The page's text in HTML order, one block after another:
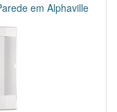
em Alphaville